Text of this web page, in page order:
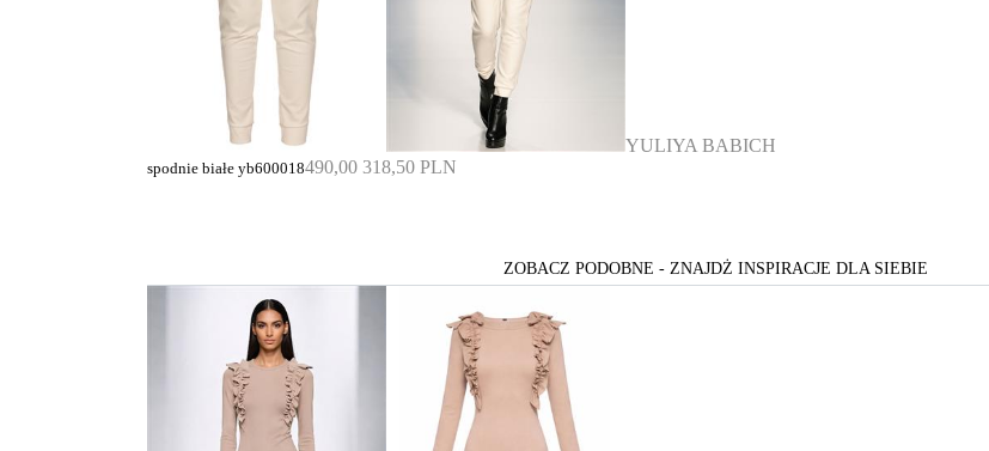
YULIYA BABICH
spodnie białe yb600018490,00 318,50 PLN
ZOBACZ PODOBNE - ZNAJDŻ INSPIRACJE DLA SIEBIE